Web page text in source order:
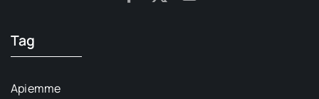
Tag
Apiemme